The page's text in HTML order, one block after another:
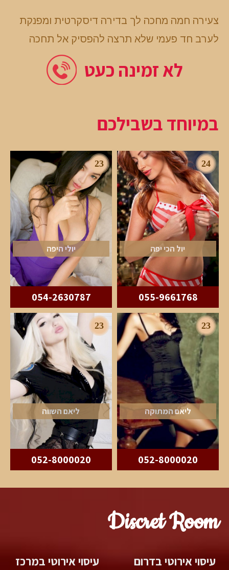
צעירה חמה מחכה לך בדירה דיסקרטית ומפנקת
לערב חד פעמי שלא תרצה להפסיק אל תחכה
לא זמינה כעט
במיוחד בשבילכם
24
יול הכי יפה
055-9661768
23
יולי היפה
054-2630787
23
ליאם המתוקה
052-8000020
23
ליאם השווה
052-8000020
Discret Room
עיסוי אירוטי בדרום עיסוי אירוטי במרכז